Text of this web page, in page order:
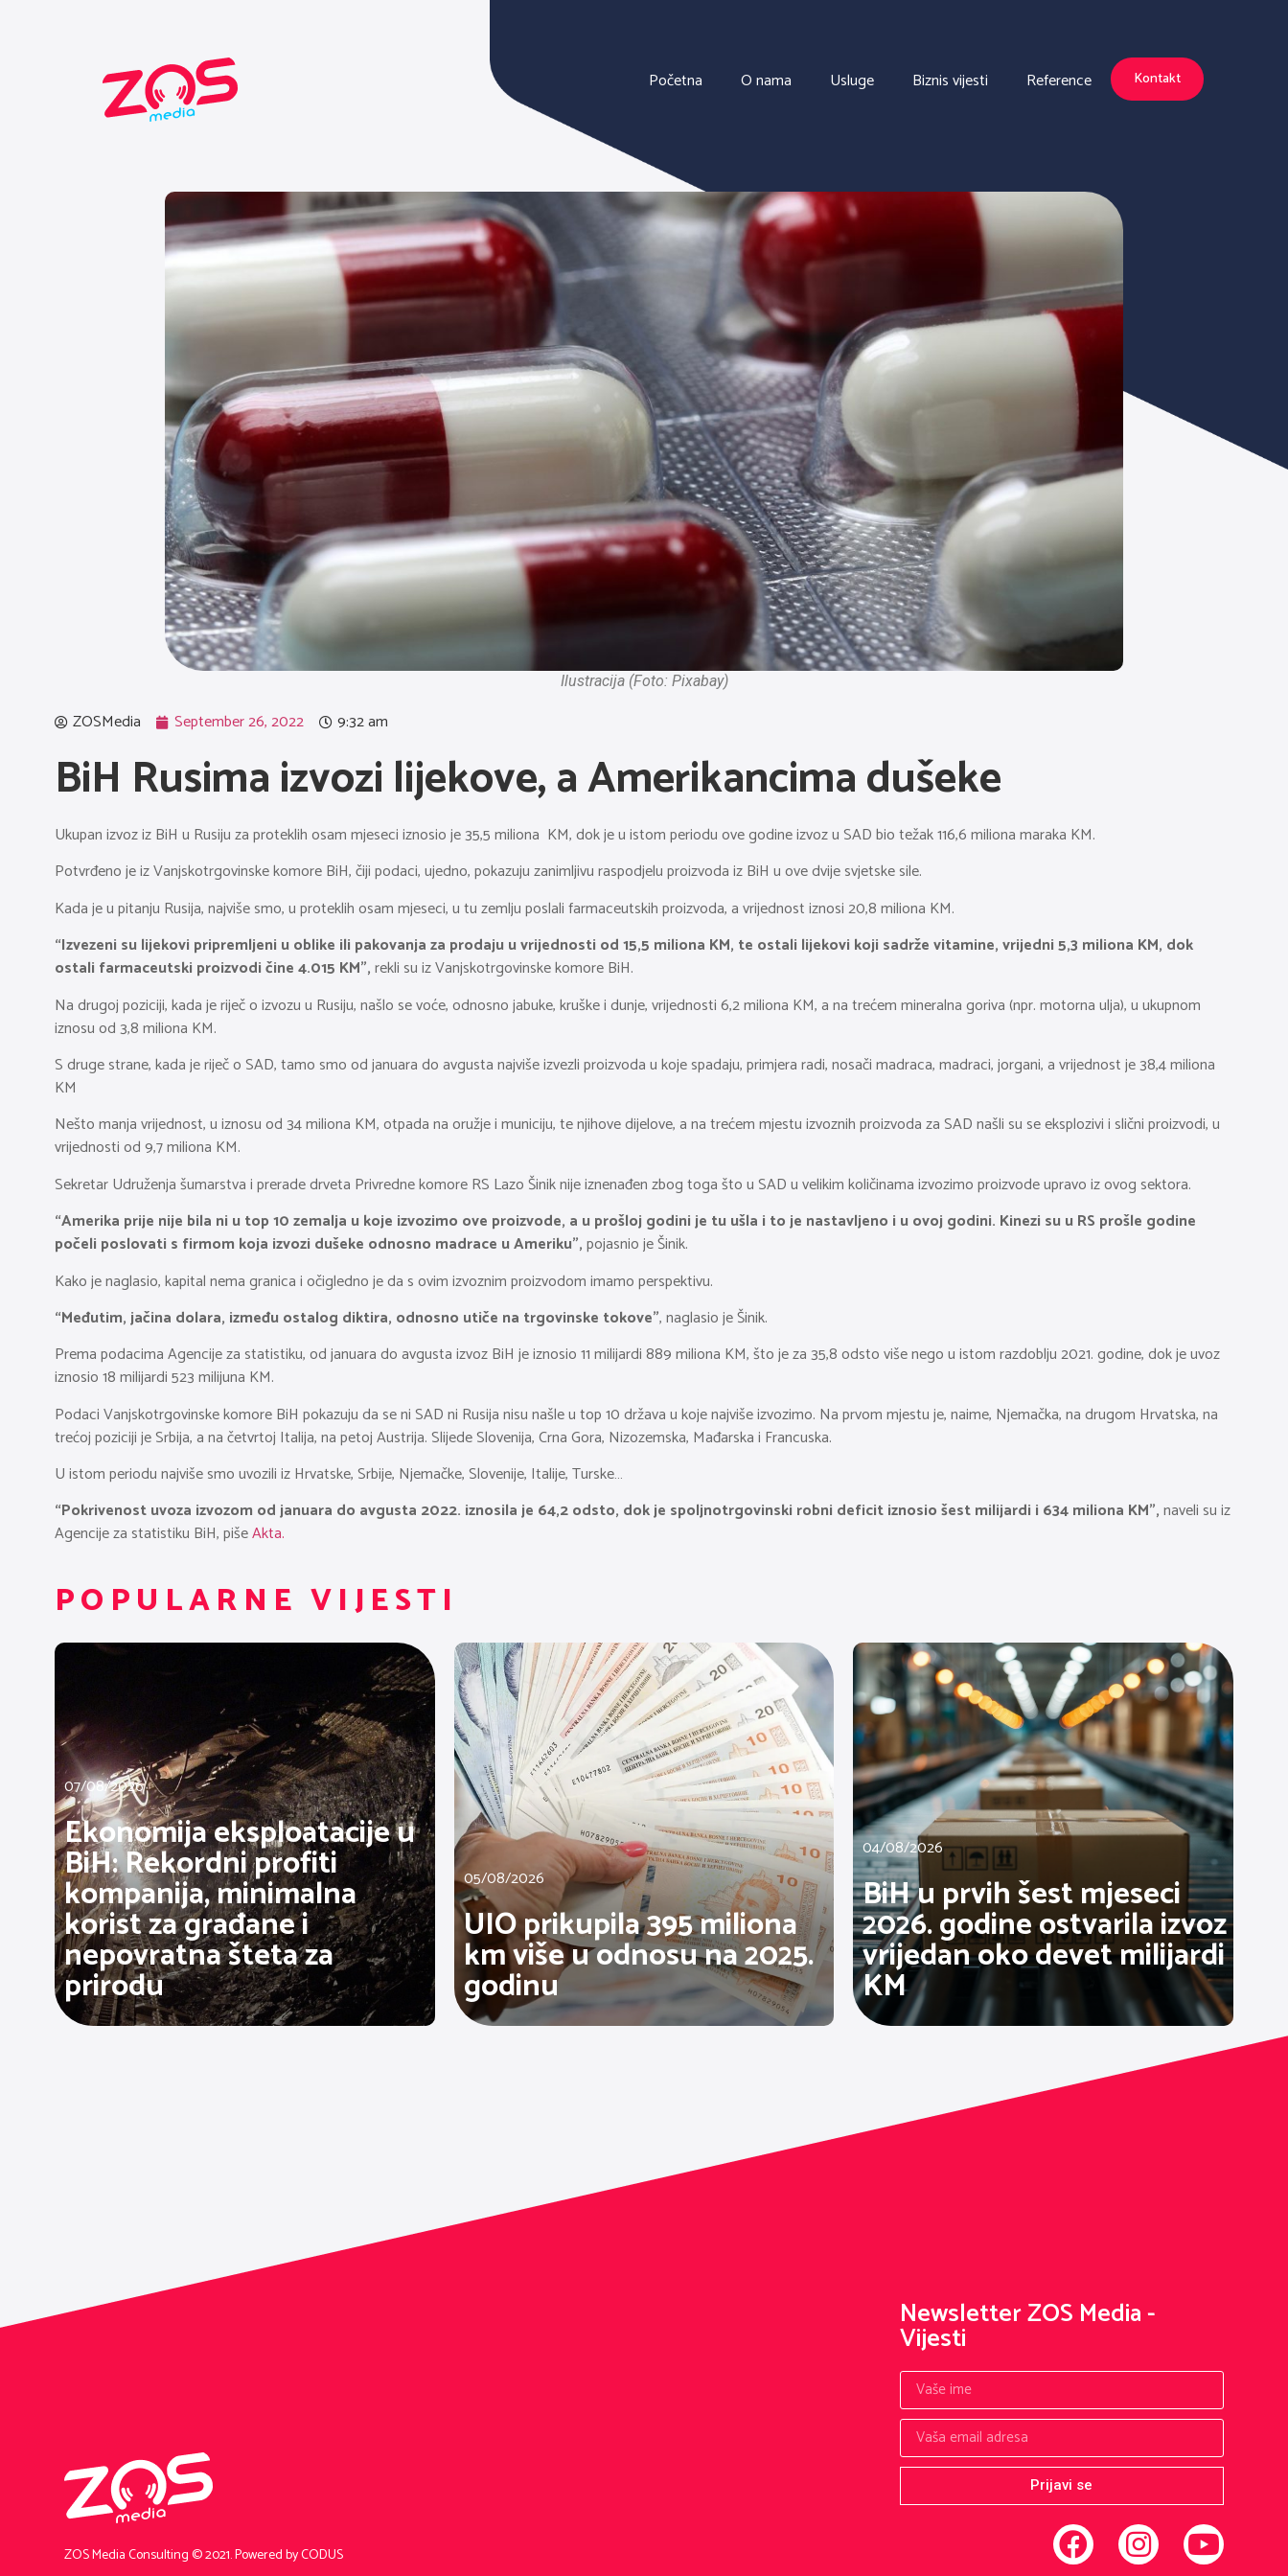
Početna O nama Usluge Biznis vijesti Reference Kontakt
Ilustracija (Foto: Pixabay)
ZOSMedia September 26, 2022 9:32 am
BiH Rusima izvozi lijekove, a Amerikancima dušeke
Ukupan izvoz iz BiH u Rusiju za proteklih osam mjeseci iznosio je 35,5 miliona KM, dok je u istom periodu ove godine izvoz u SAD bio težak 116,6 miliona maraka KM.
Potvrđeno je iz Vanjskotrgovinske komore BiH, čiji podaci, ujedno, pokazuju zanimljivu raspodjelu proizvoda iz BiH u ove dvije svjetske sile.
Kada je u pitanju Rusija, najviše smo, u proteklih osam mjeseci, u tu zemlju poslali farmaceutskih proizvoda, a vrijednost iznosi 20,8 miliona KM.
“Izvezeni su lijekovi pripremljeni u oblike ili pakovanja za prodaju u vrijednosti od 15,5 miliona KM, te ostali lijekovi koji sadrže vitamine, vrijedni 5,3 miliona KM, dok
ostali farmaceutski proizvodi čine 4.015 KM”,rekli su iz Vanjskotrgovinske komore BiH.
Na drugoj poziciji, kada je riječ o izvozu u Rusiju, našlo se voće, odnosno jabuke, kruške i dunje, vrijednosti 6,2 miliona KM, a na trećem mineralna goriva (npr. motorna ulja), u ukupnom
iznosu od 3,8 miliona KM.
S druge strane, kada je riječ o SAD, tamo smo od januara do avgusta najviše izvezli proizvoda u koje spadaju, primjera radi, nosači madraca, madraci, jorgani, a vrijednost je 38,4 miliona
KM
Nešto manja vrijednost, u iznosu od 34 miliona KM, otpada na oružje i municiju, te njihove dijelove, a na trećem mjestu izvoznih proizvoda za SAD našli su se eksplozivi i slični proizvodi, u
vrijednosti od 9,7 miliona KM.
Sekretar Udruženja šumarstva i prerade drveta Privredne komore RS Lazo Šinik nije iznenađen zbog toga što u SAD u velikim količinama izvozimo proizvode upravo iz ovog sektora.
“Amerika prije nije bila ni u top 10 zemalja u koje izvozimo ove proizvode, a u prošloj godini je tu ušla i to je nastavljeno i u ovoj godini. Kinezi su u RS prošle godine
počeli poslovati s firmom koja izvozi dušeke odnosno madrace u Ameriku”,pojasnio je Šinik.
Kako je naglasio, kapital nema granica i očigledno je da s ovim izvoznim proizvodom imamo perspektivu.
“Međutim, jačina dolara, između ostalog diktira, odnosno utiče na trgovinske tokove”, naglasio je Šinik.
Prema podacima Agencije za statistiku, od januara do avgusta izvoz BiH je iznosio 11 milijardi 889 miliona KM, što je za 35,8 odsto više nego u istom razdoblju 2021. godine, dok je uvoz
iznosio 18 milijardi 523 milijuna KM.
Podaci Vanjskotrgovinske komore BiH pokazuju da se ni SAD ni Rusija nisu našle u top 10 država u koje najviše izvozimo. Na prvom mjestu je, naime, Njemačka, na drugom Hrvatska, na
trećoj poziciji je Srbija, a na četvrtoj Italija, na petoj Austrija. Slijede Slovenija, Crna Gora, Nizozemska, Mađarska i Francuska.
U istom periodu najviše smo uvozili iz Hrvatske, Srbije, Njemačke, Slovenije, Italije, Turske…
“Pokrivenost uvoza izvozom od januara do avgusta 2022. iznosila je 64,2 odsto, dok je spoljnotrgovinski robni deficit iznosio šest milijardi i 634 miliona KM”,naveli su iz
Agencije za statistiku BiH, pišeAkta.
POPULARNE VIJESTI
07/08/2026
Ekonomija eksploatacije u
BiH: Rekordni profiti
kompanija, minimalna
korist za građane i
nepovratna šteta za
prirodu
05/08/2026
UIO prikupila 395 miliona
km više u odnosu na 2025.
godinu
04/08/2026
BiH u prvih šest mjeseci
2026. godine ostvarila izvoz
vrijedan oko devet milijardi
KM
ZOS Media Consulting © 2021.Powered by CODUS
Newsletter ZOS Media -
Vijesti
Prijavi se